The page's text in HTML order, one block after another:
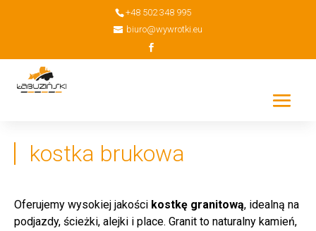
+48 502 348 995
biuro@wywrotki.eu
kostka brukowa
Oferujemy wysokiej jakości kostkę granitową, idealną na
podjazdy, ścieżki, alejki i place. Granit to naturalny kamień,